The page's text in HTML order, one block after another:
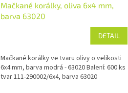
Mačkané korálky, oliva 6x4 mm,
barva 63020
DETAIL
Mačkané korálky ve tvaru olivy o velikosti
6x4 mm, barva modrá - 63020 Balení: 600 ks
tvar 111-290002/6x4, barva 63020